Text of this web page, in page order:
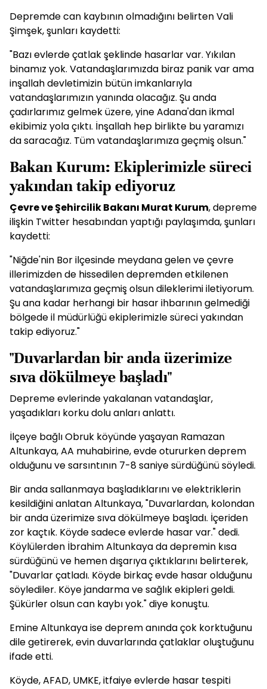
Depremde can kaybının olmadığını belirten Vali
Şimşek, şunları kaydetti:
"Bazı evlerde çatlak şeklinde hasarlar var. Yıkılan
binamız yok. Vatandaşlarımızda biraz panik var ama
inşallah devletimizin bütün imkanlarıyla
vatandaşlarımızın yanında olacağız. Şu anda
çadırlarımız gelmek üzere, yine Adana'dan ikmal
ekibimiz yola çıktı. İnşallah hep birlikte bu yaramızı
da saracağız. Tüm vatandaşlarımıza geçmiş olsun."
Bakan Kurum: Ekiplerimizle süreci
yakından takip ediyoruz
Çevre ve Şehircilik Bakanı Murat Kurum, depreme
ilişkin Twitter hesabından yaptığı paylaşımda, şunları
kaydetti:
"Niğde'nin Bor ilçesinde meydana gelen ve çevre
illerimizden de hissedilen depremden etkilenen
vatandaşlarımıza geçmiş olsun dileklerimi iletiyorum.
Şu ana kadar herhangi bir hasar ihbarının gelmediği
bölgede il müdürlüğü ekiplerimizle süreci yakından
takip ediyoruz."
"Duvarlardan bir anda üzerimize
sıva dökülmeye başladı"
Depreme evlerinde yakalanan vatandaşlar,
yaşadıkları korku dolu anları anlattı.
İlçeye bağlı Obruk köyünde yaşayan Ramazan
Altunkaya, AA muhabirine, evde otururken deprem
olduğunu ve sarsıntının 7-8 saniye sürdüğünü söyledi.
Bir anda sallanmaya başladıklarını ve elektriklerin
kesildiğini anlatan Altunkaya, "Duvarlardan, kolondan
bir anda üzerimize sıva dökülmeye başladı. İçeriden
zor kaçtık. Köyde sadece evlerde hasar var." dedi.
Köylülerden İbrahim Altunkaya da depremin kısa
sürdüğünü ve hemen dışarıya çıktıklarını belirterek,
"Duvarlar çatladı. Köyde birkaç evde hasar olduğunu
söylediler. Köye jandarma ve sağlık ekipleri geldi.
Şükürler olsun can kaybı yok." diye konuştu.
Emine Altunkaya ise deprem anında çok korktuğunu
dile getirerek, evin duvarlarında çatlaklar oluştuğunu
ifade etti.
Köyde, AFAD, UMKE, itfaiye evlerde hasar tespiti